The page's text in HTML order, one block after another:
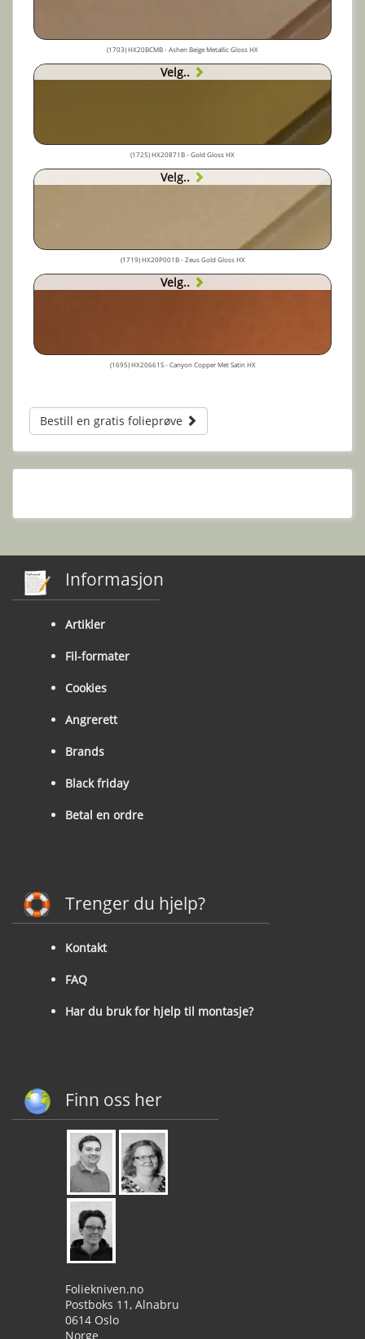
(1703) HX20BCMB - Ashen Beige Metallic Gloss HX
Velg..
(1725) HX20871B - Gold Gloss HX
Velg..
(1719) HX20P001B - Zeus Gold Gloss HX
Velg..
(1695) HX20661S - Canyon Copper Met Satin HX
Bestill en gratis folieprøve
Informasjon
Artikler
Fil-formater
Cookies
Angrerett
Brands
Black friday
Betal en ordre
Trenger du hjelp?
Kontakt
FAQ
Har du bruk for hjelp til montasje?
Finn oss her
Foliekniven.no
Postboks 11, Alnabru
0614 Oslo
Norge